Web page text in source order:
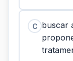
C buscar